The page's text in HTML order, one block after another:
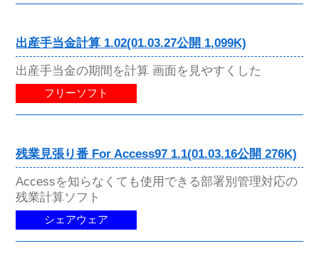
出産手当金計算 1.02(01.03.27公開 1,099K)
出産手当金の期間を計算 画面を見やすくした
フリーソフト
残業見張り番 For Access97 1.1(01.03.16公開 276K)
Accessを知らなくても使用できる部署別管理対応の
残業計算ソフト
シェアウェア